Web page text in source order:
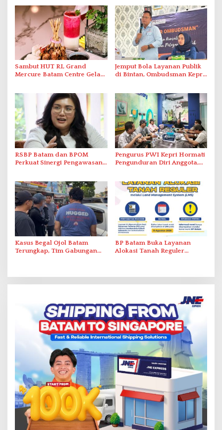
Sambut HUT RI, Grand
Mercure Batam Centre Gelar
Jemput Bola Layanan Publik
di Bintan, Ombudsman Kepri
RSBP Batam dan BPOM
Perkuat Sinergi Pengawasan
Pengurus PWI Kepri Hormati
Pengunduran Diri Anggota,
Kasus Begal Ojol Batam
Terungkap, Tim Gabungan
BP Batam Buka Layanan
Alokasi Tanah Reguler